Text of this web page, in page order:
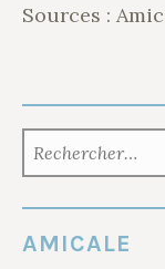
Sources :
AMICALE